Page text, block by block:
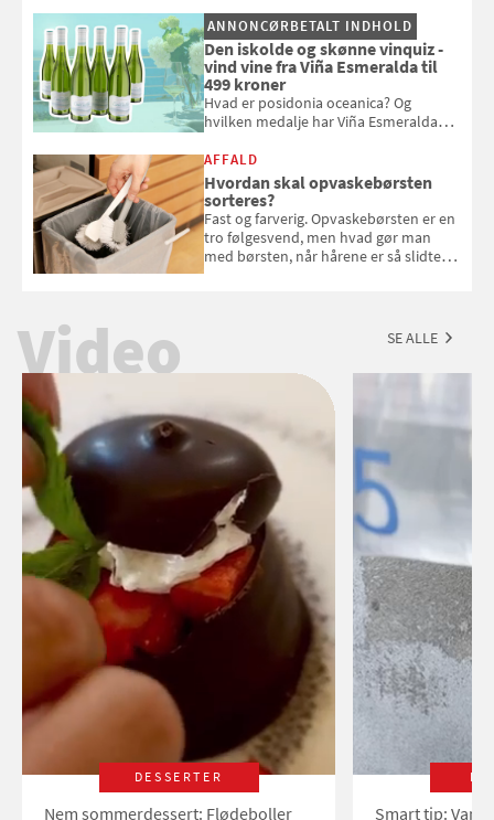
syre og dybde til dine desserter.
Samvirke har samlet 9 gode opskrifter
med det oversete sommerbær
ANNONCØRBETALT INDHOLD
Den iskolde og skønne vinquiz -
vind vine fra Viña Esmeralda til
499 kroner
Hvad er posidonia oceanica? Og
hvilken medalje har Viña Esmeralda
med i Samvirkes skønne vinquiz, hvor
du kan vinde 6 flasker vin fra Viña
Esmeralda. Konkurrencen slutter 1.
september 2026.
AFFALD
Hvordan skal opvaskebørsten
sorteres?
Fast og farverig. Opvaskebørsten er en
tro følgesvend, men hvad gør man
med børsten, når hårene er så slidte,
opvaskebørster skal sorteres
Video SE ALLE
DESSERTER
Nem sommerdessert: Flødeboller
Smart tip: